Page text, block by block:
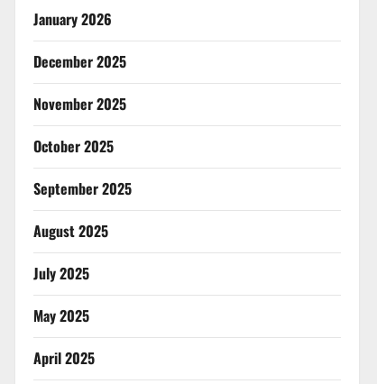
January 2026
December 2025
November 2025
October 2025
September 2025
August 2025
July 2025
May 2025
April 2025